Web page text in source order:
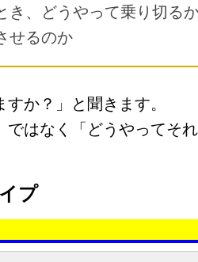
き、どうやって乗り切る
せるのか
か？」と聞きます。
はなく「どうやってそ
プ